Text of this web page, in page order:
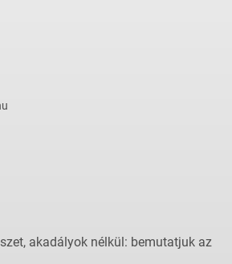
akadályok nélkül: bemutatjuk az